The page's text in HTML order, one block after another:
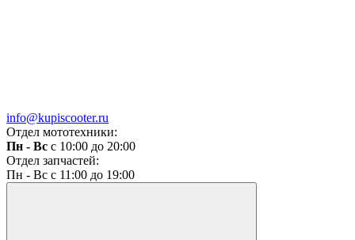
info@kupiscooter.ru
Отдел мототехники:
Пн - Вс с 10:00 до 20:00
Отдел запчастей:
Пн - Вс с 11:00 до 19:00